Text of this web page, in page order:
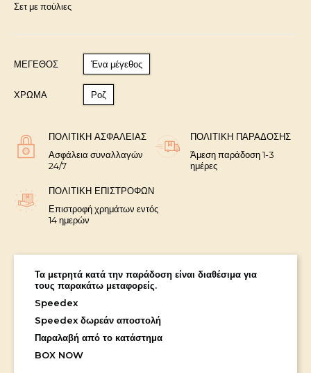
Σετ με πούλιες
ΜΈΓΕΘΟΣ Ένα μέγεθος
ΧΡΩΜΑ Ροζ
ΠΟΛΙΤΙΚΉ ΑΣΦΑΛΕΊΑΣ
Ασφάλεια συναλλαγών
24/7
ΠΟΛΙΤΙΚΉ ΠΑΡΆΔΟΣΗΣ
Άμεση παράδοση 1-3
ημέρες
ΠΟΛΙΤΙΚΉ ΕΠΙΣΤΡΟΦΏΝ
Επιστροφή χρημάτων εντός
14 ημερών
Τα μετρητά κατά την παράδοση είναι διαθέσιμα για
τους παρακάτω μεταφορείς.
Speedex
Speedex δωρεάν αποστολή
Παραλαβή από το κατάστημα
BOX NOW